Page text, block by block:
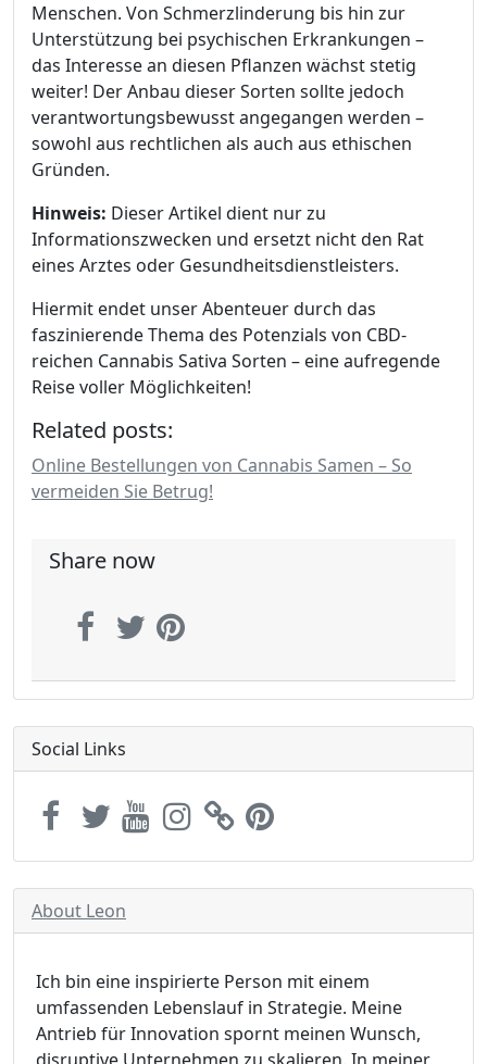
Menschen. Von Schmerzlinderung bis hin zur
Unterstützung bei psychischen Erkrankungen –
das Interesse an diesen Pflanzen wächst stetig
weiter! Der Anbau dieser Sorten sollte jedoch
verantwortungsbewusst angegangen werden –
sowohl aus rechtlichen als auch aus ethischen
Gründen.
Hinweis: Dieser Artikel dient nur zu
Informationszwecken und ersetzt nicht den Rat
eines Arztes oder Gesundheitsdienstleisters.
Hiermit endet unser Abenteuer durch das
faszinierende Thema des Potenzials von CBD-
reichen Cannabis Sativa Sorten – eine aufregende
Reise voller Möglichkeiten!
Related posts:
Online Bestellungen von Cannabis Samen – So
vermeiden Sie Betrug!
Share now
Social Links
About Leon
Ich bin eine inspirierte Person mit einem
umfassenden Lebenslauf in Strategie. Meine
Antrieb für Innovation spornt meinen Wunsch,